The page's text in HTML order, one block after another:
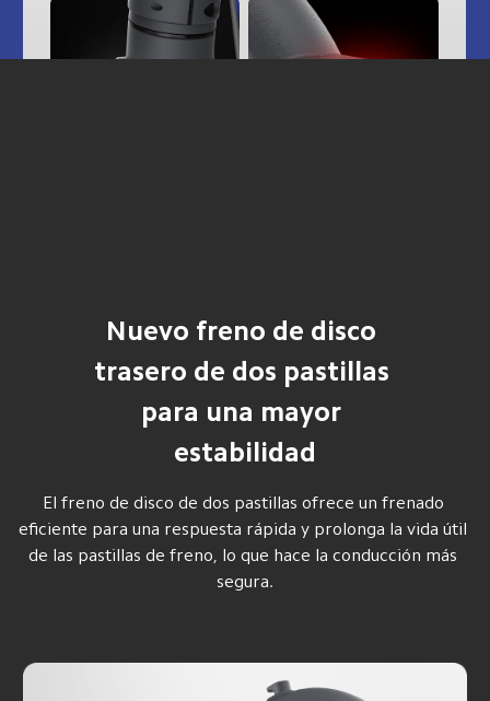
Nuevo freno de disco
trasero de dos pastillas
para una mayor
estabilidad
El freno de disco de dos pastillas ofrece un frenado
eficiente para una respuesta rápida y prolonga la vida útil
de las pastillas de freno, lo que hace la conducción más
segura.